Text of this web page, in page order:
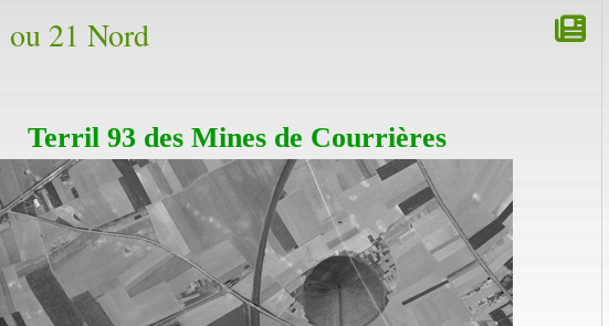
21 Nord
Terril 93 des Mines de Courrières